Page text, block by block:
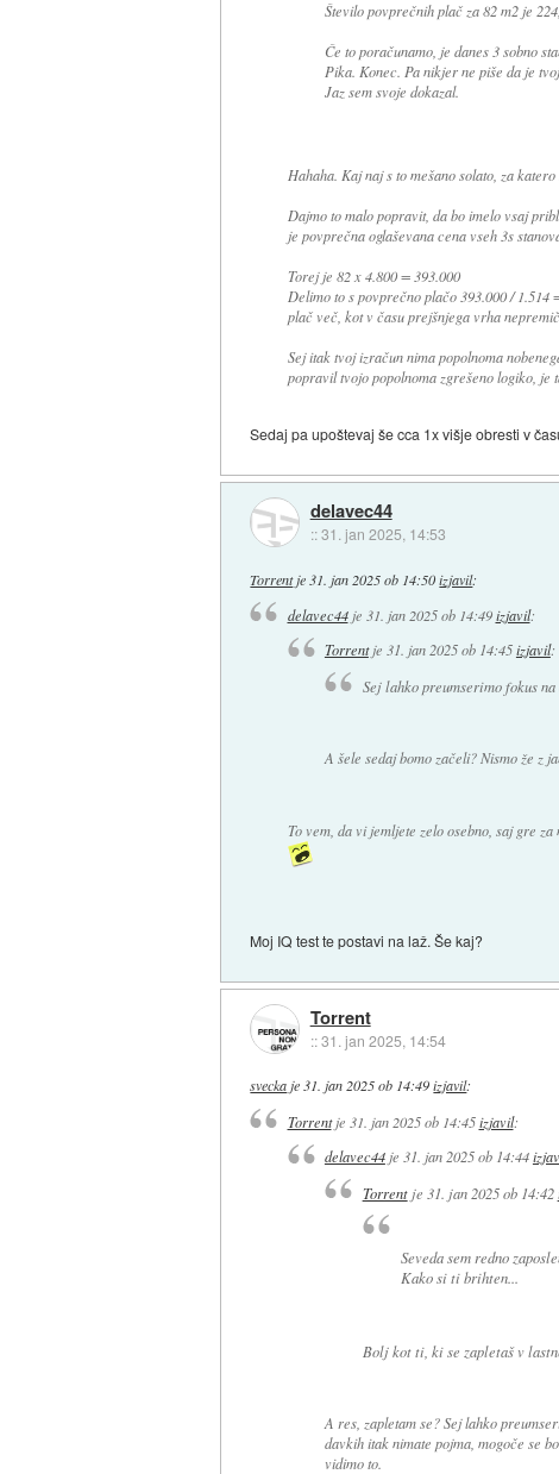
Število povprečnih plač za 82 m2 je
Če to poračunamo, je danes 3 sobno
Pika. Konec. Pa nikjer ne piše da je
Jaz sem svoje dokazal.
Hahaha. Kaj naj s to mešano solato, za
Dajmo to malo popravit, da bo imelo vsaj
je povprečna oglaševana cena vseh 3s
Torej je 82 x 4.800 = 393.000
Delimo to s povprečno plačo 393.000 /
plač več, kot v času prejšnjega vrha
Sej itak tvoj izračun nima popolnoma
popravil tvojo popolnoma zgrešeno logiko, je
Sedaj pa upoštevaj še cca 1x višje obresti v
delavec44
::31. jan 2025, 14:53
Torrentje 31. jan 2025 ob 14:50 izjavil:
delavec44je 31. jan 2025 ob 14:49 izjavil:
Torrentje 31. jan 2025 ob 14:45izjavil:
Sej lahko preumserimo fokus na
A šele sedaj bomo začeli? Nismo že z
To vem, da vi jemljete zelo osebno, saj gre
Moj IQ test te postavi na laž. Še kaj?
Torrent
::31. jan 2025, 14:54
sveckaje31. jan 2025 ob 14:49 izjavil:
Torrentje 31. jan 2025 ob 14:45 izjavil:
delavec44je 31. jan 2025 ob 14:44
Torrentje 31. jan 2025 ob 14:42
Seveda sem redno
Kako si ti brihten...
Bolj kot ti, ki se zapletaš v
A res, zapletam se? Sej lahko
davkih itak nimate pojma, mogoče se
vidimo to.